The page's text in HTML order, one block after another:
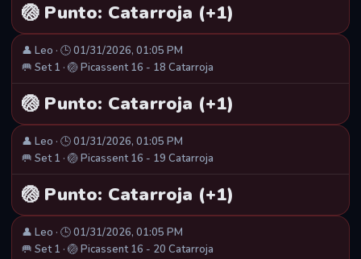
🏐 Punto: Catarroja (+1)
👤 Leo · 🕒 01/31/2026, 01:05 PM
🥅 Set 1 · 🏐 Picassent 16 - 18 Catarroja
🏐 Punto: Catarroja (+1)
👤 Leo · 🕒 01/31/2026, 01:05 PM
🥅 Set 1 · 🏐 Picassent 16 - 19 Catarroja
🏐 Punto: Catarroja (+1)
👤 Leo · 🕒 01/31/2026, 01:05 PM
🥅 Set 1 · 🏐 Picassent 16 - 20 Catarroja